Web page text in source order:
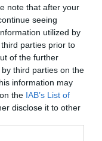
note that after your
seeing
utilized by
parties prior to
of the further
third parties on the
information may
the IAB’s List of
disclose it to other